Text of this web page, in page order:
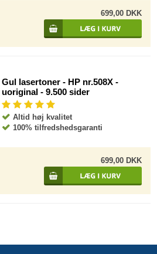
699,00 DKK
Gul lasertoner - HP nr.508X -
uoriginal - 9.500 sider
Altid høj kvalitet
100% tilfredshedsgaranti
699,00 DKK